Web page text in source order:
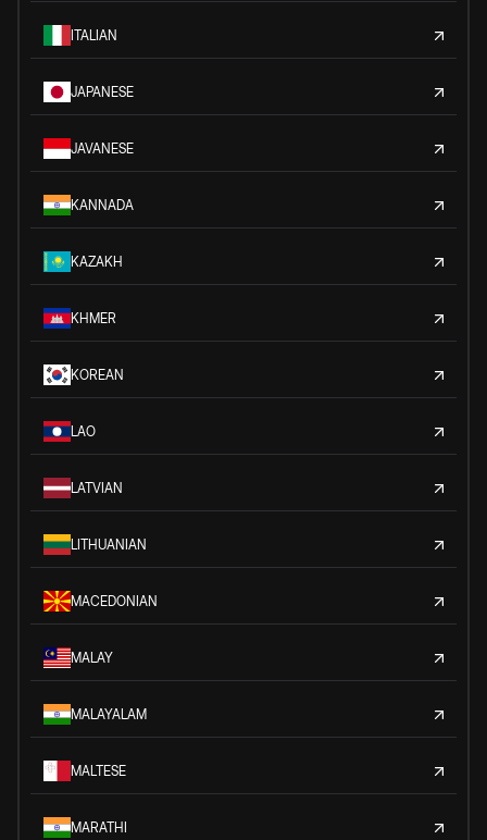
ITALIAN
JAPANESE
JAVANESE
KANNADA
KAZAKH
KHMER
KOREAN
LAO
LATVIAN
LITHUANIAN
MACEDONIAN
MALAY
MALAYALAM
MALTESE
MARATHI